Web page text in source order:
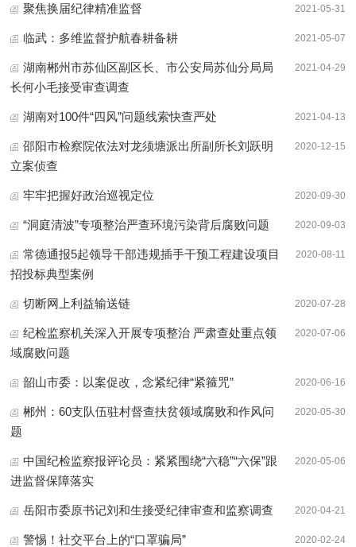
2021-05-31
聚焦换届纪律精准监督
2021-05-07
临武：多维监督护航春耕备耕
2021-04-29
湖南郴州市苏仙区副区长、市公安局苏仙分局局
长何小毛接受审查调查
2021-04-13
湖南对100件“四风”问题线索快查严处
2020-12-15
邵阳市检察院依法对龙须塘派出所副所长刘跃明
立案侦查
2020-09-30
牢牢把握好政治巡视定位
2020-09-03
“洞庭清波”专项整治严查环境污染背后腐败问题
2020-08-11
常德通报5起领导干部违规插手干预工程建设项目
招投标典型案例
2020-07-28
切断网上利益输送链
2020-07-06
纪检监察机关深入开展专项整治 严肃查处重点领
域腐败问题
2020-06-16
韶山市委：以案促改，念紧纪律“紧箍咒”
2020-05-30
郴州：60支队伍驻村督查扶贫领域腐败和作风问
题
2020-05-06
中国纪检监察报评论员：紧紧围绕“六稳”“六保”跟
进监督保障落实
2020-04-21
岳阳市委原书记刘和生接受纪律审查和监察调查
2020-02-24
警惕！社交平台上的“口罩骗局”